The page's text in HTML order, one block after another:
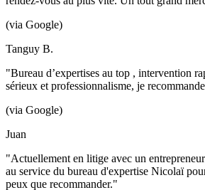
(via Google)
Tanguy B.
"Bureau d’expertises au top , intervention
sérieux et professionnalisme, je
(via Google)
Juan
"Actuellement en litige avec un
au service du bureau d'expertise Nicolaï
peux que recommander."